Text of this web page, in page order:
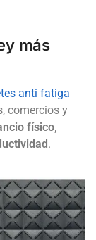
más
anti fatiga
comercios y
físico,
.